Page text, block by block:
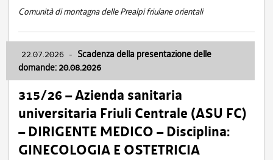
Comunità di montagna delle Prealpi friulane orientali
22.07.2026 - Scadenza della presentazione delle
domande: 20.08.2026
315/26 – Azienda sanitaria
universitaria Friuli Centrale (ASU FC)
– DIRIGENTE MEDICO – Disciplina:
GINECOLOGIA E OSTETRICIA